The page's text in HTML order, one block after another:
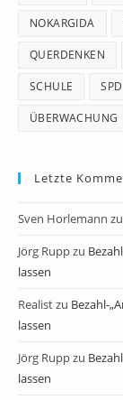
NOKARGIDA
QUERDENKEN
SCHULE SPD
ÜBERWACHUNG
Letzte
Sven Horlemann zu
Jörg Ruppzu
lassen
Realistzu Bezahl-
lassen
Jörg Ruppzu
lassen